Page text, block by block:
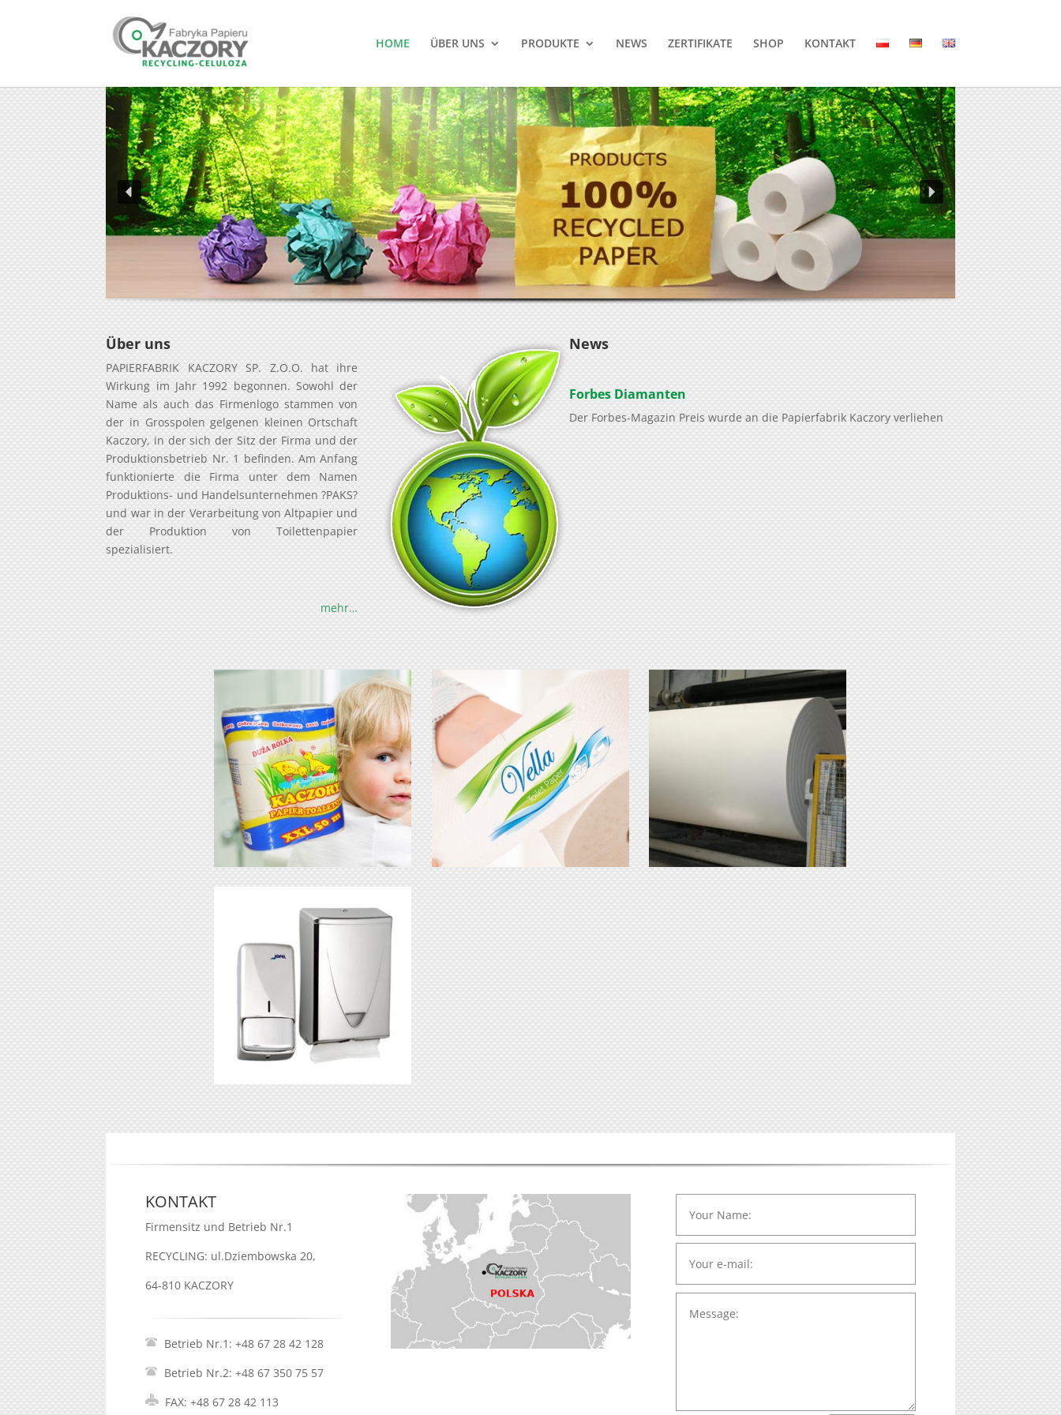
HOME ÜBER UNS PRODUKTE NEWS ZERTIFIKATE SHOP KONTAKT
Über uns
PAPIERFABRIK KACZORY SP. Z.O.O. hat ihre
Wirkung im Jahr 1992 begonnen. Sowohl der
Name als auch das Firmenlogo stammen von
der in Grosspolen gelgenen kleinen Ortschaft
Kaczory, in der sich der Sitz der Firma und der
Produktionsbetrieb Nr. 1 befinden. Am Anfang
funktionierte die Firma unter dem Namen
Produktions- und Handelsunternehmen ?PAKS?
und war in der Verarbeitung von Altpapier und
der Produktion von Toilettenpapier
spezialisiert.
mehr…
News
Forbes Diamanten
Der Forbes-Magazin Preis wurde an die Papierfabrik Kaczory verliehen
KONTAKT
Firmensitz und Betrieb Nr.1
RECYCLING: ul.Dziembowska 20,
64-810 KACZORY
Betrieb Nr.1: +48 67 28 42 128
Betrieb Nr.2: +48 67 350 75 57
FAX: +48 67 28 42 113